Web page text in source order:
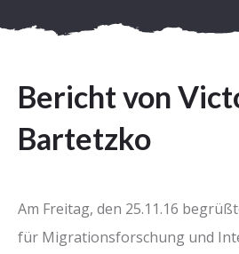
Bericht von
Bartetzko
Am Freitag, den 25.11.16
für Migrationsforschung und